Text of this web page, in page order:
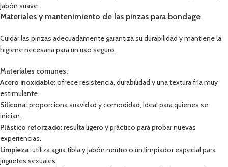
jabón suave.
Materiales y mantenimiento de las pinzas para bondage
Cuidar las pinzas adecuadamente garantiza su durabilidad y mantiene la
higiene necesaria para un uso seguro.
Materiales comunes:
Acero inoxidable:ofrece resistencia, durabilidad y una textura fría muy
estimulante.
Silicona:proporciona suavidad y comodidad, ideal para quienes se
inician.
Plástico reforzado:resulta ligero y práctico para probar nuevas
experiencias.
Limpieza:utiliza agua tibia y jabón neutro o un limpiador especial para
juguetes sexuales.